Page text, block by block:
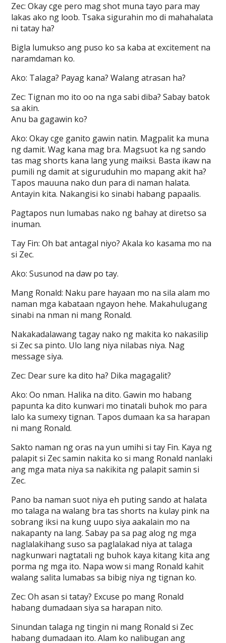
Zec: Okay cge pero mag shot muna tayo para may
lakas ako ng loob. Tsaka sigurahin mo di mahahalata
ni tatay ha?
Bigla lumukso ang puso ko sa kaba at excitement na
naramdaman ko.
Ako: Talaga? Payag kana? Walang atrasan ha?
Zec: Tignan mo ito oo na nga sabi diba? Sabay batok
sa akin.
Anu ba gagawin ko?
Ako: Okay cge ganito gawin natin. Magpalit ka muna
ng damit. Wag kana mag bra. Magsuot ka ng sando
tas mag shorts kana lang yung maiksi. Basta ikaw na
pumili ng damit at siguruduhin mo mapang akit ha?
Tapos mauuna nako dun para di naman halata.
Antayin kita. Nakangisi ko sinabi habang papaalis.
Pagtapos nun lumabas nako ng bahay at diretso sa
inuman.
Tay Fin: Oh bat antagal niyo? Akala ko kasama mo na
si Zec.
Ako: Susunod na daw po tay.
Mang Ronald: Naku pare hayaan mo na sila alam mo
naman mga kabataan ngayon hehe. Makahulugang
sinabi na nman ni mang Ronald.
Nakakadalawang tagay nako ng makita ko nakasilip
si Zec sa pinto. Ulo lang niya nilabas niya. Nag
message siya.
Zec: Dear sure ka dito ha? Dika magagalit?
Ako: Oo nman. Halika na dito. Gawin mo habang
papunta ka dito kunwari mo tinatali buhok mo para
lalo ka sumexy tignan. Tapos dumaan ka sa harapan
ni mang Ronald.
Sakto naman ng oras na yun umihi si tay Fin. Kaya ng
palapit si Zec samin nakita ko si mang Ronald nanlaki
ang mga mata niya sa nakikita ng palapit samin si
Zec.
Pano ba naman suot niya eh puting sando at halata
mo talaga na walang bra tas shorts na kulay pink na
sobrang iksi na kung uupo siya aakalain mo na
nakapanty na lang. Sabay pa sa pag alog ng mga
naglalakihang suso sa paglalakad niya at talaga
nagkunwari nagtatali ng buhok kaya kitang kita ang
porma ng mga ito. Napa wow si mang Ronald kahit
walang salita lumabas sa bibig niya ng tignan ko.
Zec: Oh asan si tatay? Excuse po mang Ronald
habang dumadaan siya sa harapan nito.
Sinundan talaga ng tingin ni mang Ronald si Zec
habang dumadaan ito. Alam ko nalibugan ang